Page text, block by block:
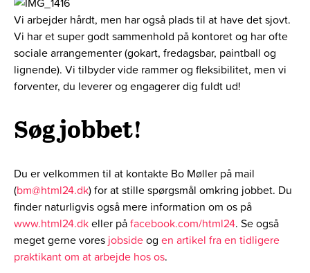
Vi arbejder hårdt, men har også plads til at have det sjovt.
Vi har et super godt sammenhold på kontoret og har ofte
sociale arrangementer (gokart, fredagsbar, paintball og
lignende). Vi tilbyder vide rammer og fleksibilitet, men vi
forventer, du leverer og engagerer dig fuldt ud!
Søg jobbet!
Du er velkommen til at kontakte Bo Møller på mail
(bm@html24.dk) for at stille spørgsmål omkring jobbet. Du
finder naturligvis også mere information om os på
www.html24.dkeller påfacebook.com/html24. Se også
meget gerne vores jobsideog en artikel fra en tidligere
praktikant om at arbejde hos os.